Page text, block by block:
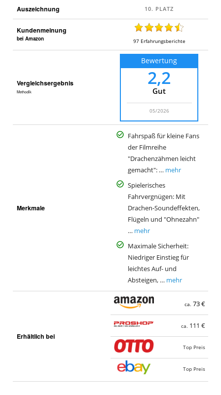
Auszeichnung
Kundenmeinung
bei Amazon 97 Erfahrungsberichte
Vergleichsergebnis
Methodik
Bewertung
2,2
Gut
05/2026
Merkmale
Fahrspaß für kleine Fans
der Filmreihe
"Drachenzähmen leicht
gemacht": … mehr
Spielerisches
Fahrvergnügen: Mit
Drachen-Soundeffekten,
Flügeln und "Ohnezahn"
… mehr
Maximale Sicherheit:
Niedriger Einstieg für
leichtes Auf- und
Absteigen, … mehr
Erhältlich bei
ca. 73 €
ca. 111 €
Top Preis
Top Preis